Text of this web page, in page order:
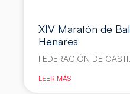
XIV Maratón de
Henares
FEDERACIÓN DE
LEER MÁS